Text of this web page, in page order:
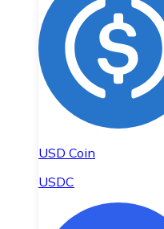
USD Coin
USDC